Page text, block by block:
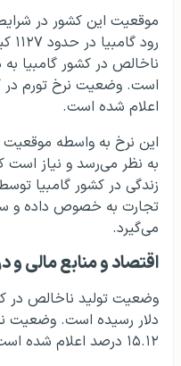
موقعیت این کشور در
اعلام شده است.
این نرخ به واسطه
به نظر می‌رسد و نیاز است
زندگی در کشور گامبیا
تجارت به خصوص داده و
می‌گیرد.
اقتصاد و منابع مالی و
دلار رسیده است. وضعیت
۱۵.۱۲ درصد اعلام شده است.